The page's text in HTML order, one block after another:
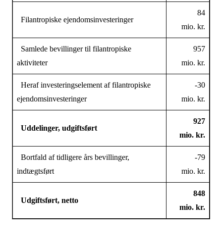
Filantropiske ejendomsinvesteringer
84
mio. kr.
Samlede bevillinger til filantropiske
aktiviteter
957
mio. kr.
Heraf investeringselement af filantropiske
ejendomsinvesteringer
-30
mio. kr.
Uddelinger, udgiftsført
927
mio. kr.
Bortfald af tidligere års bevillinger,
indtægtsført
-79
mio. kr.
Udgiftsført, netto
848
mio. kr.